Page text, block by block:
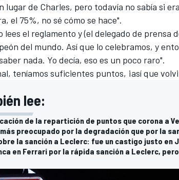
lugar de Charles, pero todavía no sabía si
el 75%, no sé cómo se hace".
lees el reglamento y (el delegado de prensa
del mundo. Así que lo celebramos, y
nada. Yo decía, eso es un poco raro".
teníamos suficientes puntos, ¡así que
lee:
de la repartición de puntos que corona a
preocupado por la degradación que por la
la sanción a Leclerc: fue un castigo justo en
en Ferrari por la rápida sanción a Leclerc,